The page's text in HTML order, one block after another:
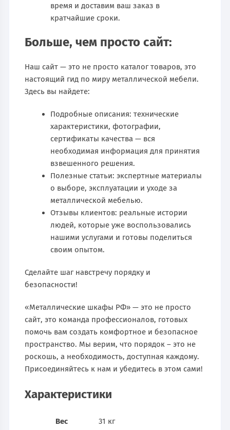
время и доставим ваш заказ в
кратчайшие сроки.
Больше, чем просто сайт:
Наш сайт — это не просто каталог товаров, это
настоящий гид по миру металлической мебели.
Здесь вы найдете:
Подробные описания: технические
характеристики, фотографии,
сертификаты качества — вся
необходимая информация для принятия
взвешенного решения.
Полезные статьи: экспертные материалы
о выборе, эксплуатации и уходе за
металлической мебелью.
Отзывы клиентов: реальные истории
людей, которые уже воспользовались
нашими услугами и готовы поделиться
своим опытом.
Сделайте шаг навстречу порядку и
безопасности!
«Металлические шкафы РФ» — это не просто
сайт, это команда профессионалов, готовых
помочь вам создать комфортное и безопасное
пространство. Мы верим, что порядок – это не
роскошь, а необходимость, доступная каждому.
Присоединяйтесь к нам и убедитесь в этом сами!
Характеристики
Вес
31 кг